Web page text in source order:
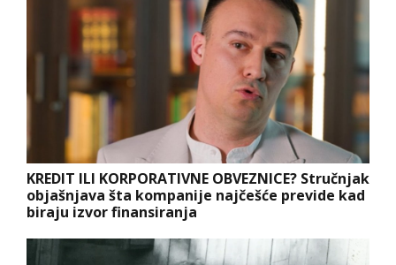
KREDIT ILI KORPORATIVNE OBVEZNICE? Stručnjak
objašnjava šta kompanije najčešće previde kad
biraju izvor finansiranja